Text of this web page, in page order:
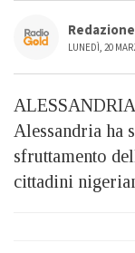
Redazione
LUNEDÌ, 20
Alessandria ha
sfruttamento
cittadini